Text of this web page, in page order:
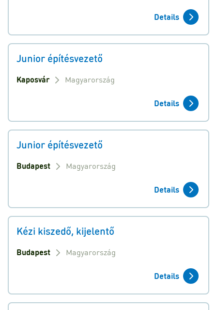
Details
Junior építésvezető
Kaposvár Magyarország
Details
Junior építésvezető
Budapest Magyarország
Details
Kézi kiszedő, kijelentő
Budapest Magyarország
Details